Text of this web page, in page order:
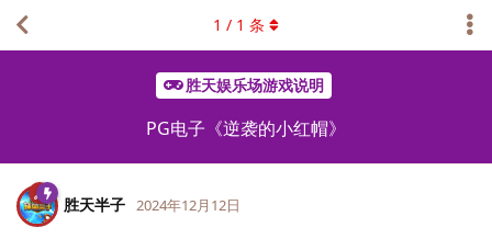
胜天娱乐场游戏说明
PG电子《逆袭的小红帽》
1 / 1 条
胜天半子 2024年12月12日